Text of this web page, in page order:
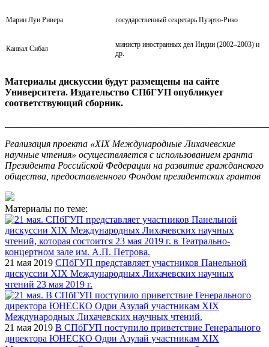
Марин Луи Ривера государственный секретарь Пуэрто-Рико
Канвал Сибал
министр иностранных дел Индии (2002–2003) и
др.
Материалы дискуссии будут размещены на сайте
Университета. Издательство СПбГУП опубликует
соответствующий сборник.
Реализация проекта «XIX Международные Лихачевские
научные чтения» осуществляется с использованием гранта
Президента Российской Федерации на развитие гражданского
общества, предоставленного Фондом президентских грантов
Материалы по теме:
21 мая 2019 СПбГУП представляет участников Панельной
дискуссии XIX Международных Лихачевских научных
чтений 23 мая 2019 г.
21 мая 2019 В СПбГУП поступило приветствие Генерального
директора ЮНЕСКО Одри Азулай участникам XIX